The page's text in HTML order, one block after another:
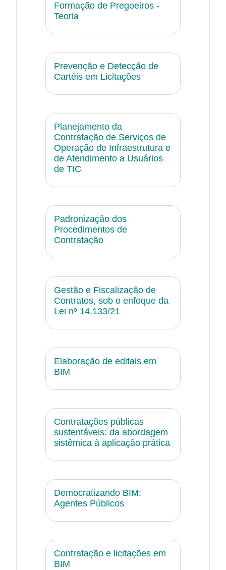
Formação de Pregoeiros -
Teoria
Prevenção e Detecção de
Cartéis em Licitações
Planejamento da
Contratação de Serviços de
Operação de Infraestrutura e
de Atendimento a Usuários
de TIC
Padronização dos
Procedimentos de
Contratação
Gestão e Fiscalização de
Contratos, sob o enfoque da
Lei nº 14.133/21
Elaboração de editais em
BIM
Contratações públicas
sustentáveis: da abordagem
sistêmica à aplicação prática
Democratizando BIM:
Agentes Públicos
Contratação e licitações em
BIM